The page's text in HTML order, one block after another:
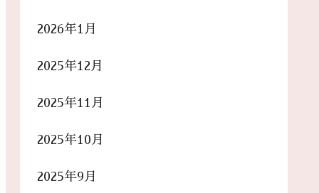
2026年1月
2025年12月
2025年11月
2025年10月
2025年9月